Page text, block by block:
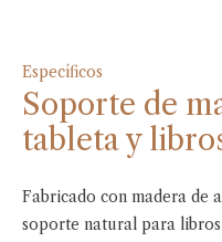
Específicos
Soporte de
tableta y
Fabricado con madera de
soporte natural para